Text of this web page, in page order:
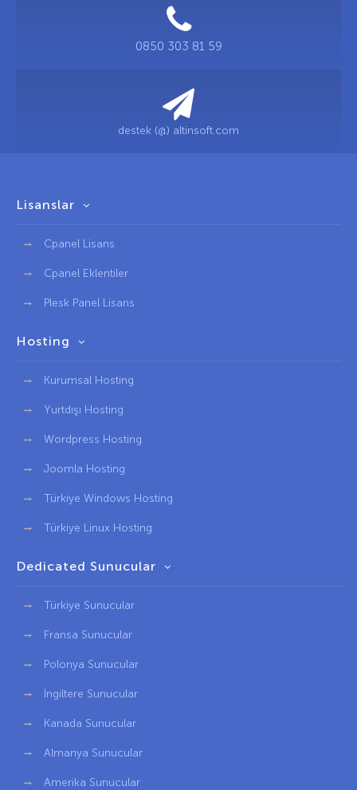
0850 303 81 59
destek (@) altinsoft.com
Lisanslar
Cpanel Lisans
Cpanel Eklentiler
Plesk Panel Lisans
Hosting
Kurumsal Hosting
Yurtdışı Hosting
Wordpress Hosting
Joomla Hosting
Türkiye Windows Hosting
Türkiye Linux Hosting
Dedicated Sunucular
Türkiye Sunucular
Fransa Sunucular
Polonya Sunucular
İngiltere Sunucular
Kanada Sunucular
Almanya Sunucular
Amerika Sunucular